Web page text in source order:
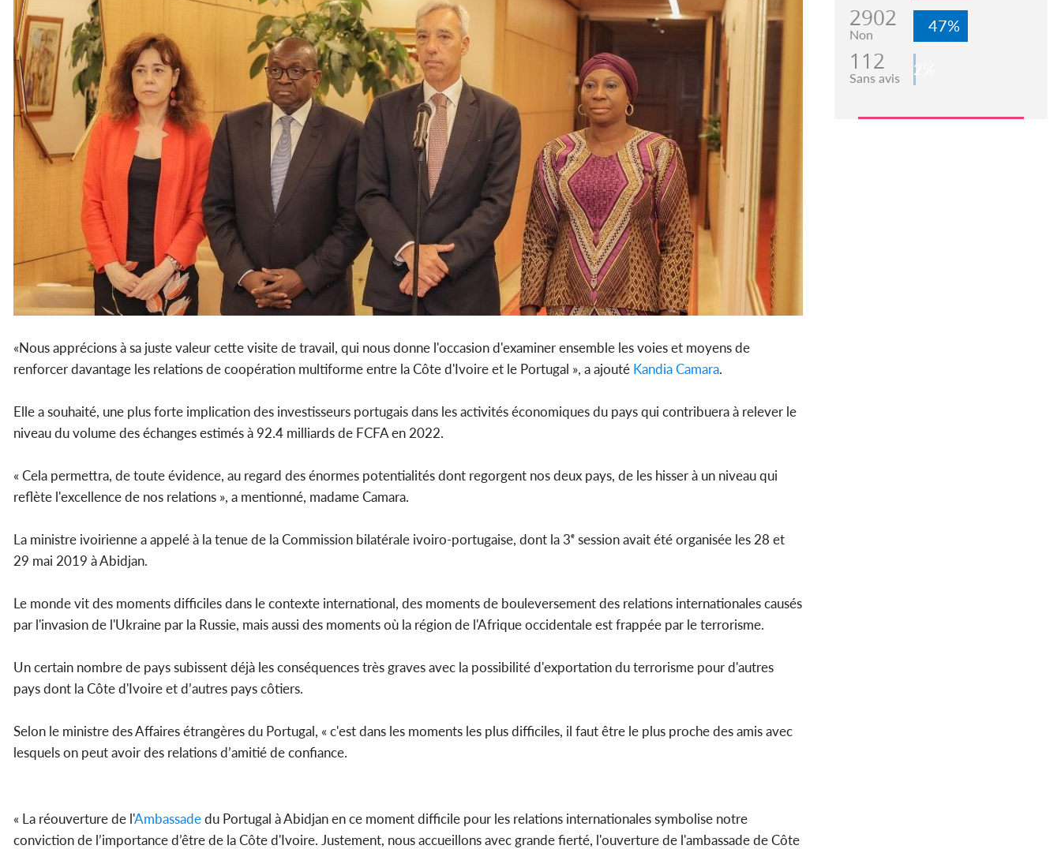
«Nous apprécions à sa juste valeur cette visite de travail, qui nous donne l'occasion d'examiner ensemble les voies et moyens de
renforcer davantage les relations de coopération multiforme entre la Côte d'Ivoire et le Portugal », a ajouté Kandia Camara.
Elle a souhaité, une plus forte implication des investisseurs portugais dans les activités économiques du pays qui contribuera à relever le
niveau du volume des échanges estimés à 92.4 milliards de FCFA en 2022.
« Cela permettra, de toute évidence, au regard des énormes potentialités dont regorgent nos deux pays, de les hisser à un niveau qui
reflète l'excellence de nos relations », a mentionné, madame Camara.
La ministre ivoirienne a appelé à la tenue de la Commission bilatérale ivoiro-portugaise, dont la 3ᵉ session avait été organisée les 28 et
29 mai 2019 à Abidjan.
Le monde vit des moments difficiles dans le contexte international, des moments de bouleversement des relations internationales causés
par l'invasion de l'Ukraine par la Russie, mais aussi des moments où la région de l'Afrique occidentale est frappée par le terrorisme.
Un certain nombre de pays subissent déjà les conséquences très graves avec la possibilité d'exportation du terrorisme pour d'autres
pays dont la Côte d'Ivoire et d’autres pays côtiers.
Selon le ministre des Affaires étrangères du Portugal, « c'est dans les moments les plus difficiles, il faut être le plus proche des amis avec
lesquels on peut avoir des relations d’amitié de confiance.
« La réouverture de l'Ambassadedu Portugal à Abidjan en ce moment difficile pour les relations internationales symbolise notre
conviction de l’importance d’être de la Côte d'Ivoire. Justement, nous accueillons avec grande fierté, l'ouverture de l'ambassade de Côte
2902
Non 47%
112
Sans avis 2%